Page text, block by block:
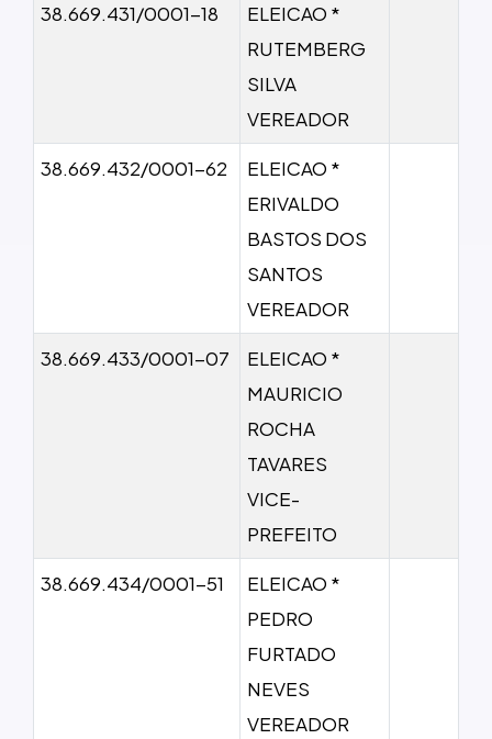
38.669.431/0001-18
ELEICAO *
RUTEMBERG
SILVA
VEREADOR
38.669.432/0001-62
ELEICAO *
ERIVALDO
BASTOS DOS
SANTOS
VEREADOR
38.669.433/0001-07
ELEICAO *
MAURICIO
ROCHA
TAVARES
VICE-
PREFEITO
38.669.434/0001-51
ELEICAO *
PEDRO
FURTADO
NEVES
VEREADOR